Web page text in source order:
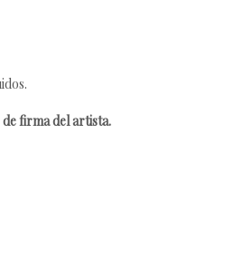
firma del artista.